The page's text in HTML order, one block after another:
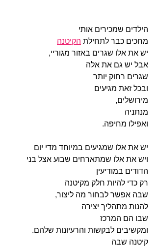
הילדים שמכירים אותי
מחכים כבר לתחילת הקיטנה
יש את אלו שגרים באזור מגוריי,
אבל יש גם את אלה
שגרים רחוק יותר
ובכל זאת מגיעים
מירושלים,
מנתניה
ואפילו מחיפה.
יש את אלו שמגיעים במיוחד מדי יום
ויש את אלו שמתארחים שבוע אצל בני
הדודים במודיעין
רק כדי להיות חלק מקיטנה
שבה אפשר לבחור מה ליצור,
להנות מתהליך יצירה
שבו הם המרכז
ומקשיבים לבקשות והרעיונות שלהם.
קיטנה שבה